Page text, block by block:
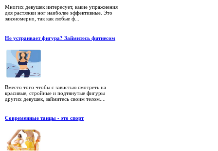
Многих девушек интересует, какие упражнения
для растяжки ног наиболее эффективные. Это
закономерно, так как любые ф...
Не устраивает фигура? Займитесь фитнесом
Вместо того чтобы с завистью смотреть на
красивые, стройные и подтянутые фигуры
других девушек, займитесь своим телом....
Cовременные танцы - это спорт